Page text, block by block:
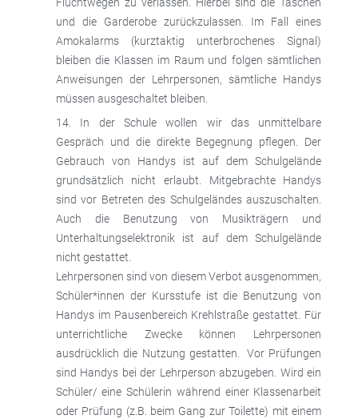
Fluchtwegen zu verlassen. Hierbei sind die Taschen
und die Garderobe zurückzulassen. Im Fall eines
Amokalarms (kurztaktig unterbrochenes Signal)
bleiben die Klassen im Raum und folgen sämtlichen
Anweisungen der Lehrpersonen, sämtliche Handys
müssen ausgeschaltet bleiben.
In der Schule wollen wir das unmittelbare
Gespräch und die direkte Begegnung pflegen. Der
Gebrauch von Handys ist auf dem Schulgelände
grundsätzlich nicht erlaubt. Mitgebrachte Handys
sind vor Betreten des Schulgeländes auszuschalten.
Auch die Benutzung von Musikträgern und
Unterhaltungselektronik ist auf dem Schulgelände
nicht gestattet.
Lehrpersonen sind von diesem Verbot ausgenommen,
Schüler*innen der Kursstufe ist die Benutzung von
Handys im Pausenbereich Krehlstraße gestattet. Für
unterrichtliche Zwecke können Lehrpersonen
ausdrücklich die Nutzung gestatten. Vor Prüfungen
sind Handys bei der Lehrperson abzugeben. Wird ein
Schüler/ eine Schülerin während einer Klassenarbeit
oder Prüfung (z.B. beim Gang zur Toilette) mit einem